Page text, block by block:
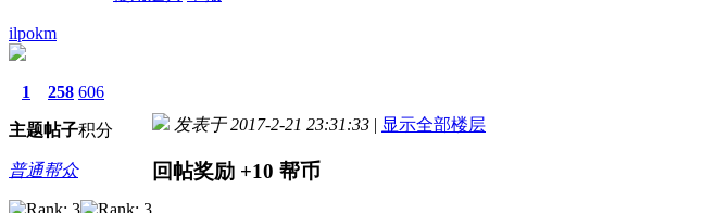
ilpokm
1
主题
258
帖子
606
积分
普通帮众
发表于 2017-2-21 23:31:33 | 显示全部楼层
回帖奖励 +10 帮币